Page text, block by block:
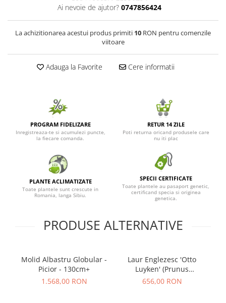
Seminte de Legume/Fructe
Ai nevoie de ajutor? 0747856424
La achizitionarea acestui produs primiti 10 RON pentru comenzile
viitoare
Adauga la Favorite Cere informatii
PROGRAM FIDELIZARE
Inregistreaza-te si acumulezi puncte,
la fiecare comanda.
RETUR 14 ZILE
Poti returna oricand produsele care
nu iti plac
PLANTE ACLIMATIZATE
Toate plantele sunt crescute in
Romania, langa Sibiu.
SPECII CERTIFICATE
Toate plantele au pasaport genetic,
certificand specia si originea
genetica.
PRODUSE ALTERNATIVE
Molid Albastru Globular -
Picior - 130cm+
1.568,00 RON
Laur Englezesc 'Otto
Luyken' (Prunus
laurocerasus) - Pomișor
656,00 RON